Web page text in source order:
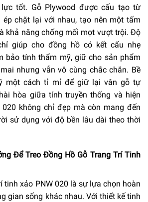
tốt. Gỗ Plywood được cấu tạo từ
ép chặt lại với nhau, tạo nên một tấm
khả năng chống mối mọt vượt trội. Độ
giúp cho đồng hồ có kết cấu nhẹ
bảo tính thẩm mỹ, giữ cho sản phẩm
nhưng vẫn vô cùng chắc chắn. Bề
một cách tỉ mỉ để giữ lại vân gỗ tự
hòa giữa tính truyền thống và hiện
không chỉ đẹp mà còn mang đến
sử dụng với độ bền lâu dài theo thời
Để Treo Đồng Hồ Gỗ Trang Trí Tinh
tinh xảo PNW 020 là sự lựa chọn hoàn
gian sống khác nhau. Với thiết kế tinh